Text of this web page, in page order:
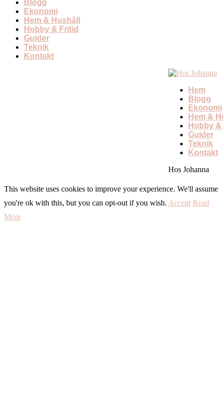
Blogg
Ekonomi
Hem & Hushåll
Hobby & Fritid
Guider
Teknik
Kontakt
Hem
Blogg
Ekonomi
Hem &
Hobby
Guider
Teknik
Kontakt
Hos Johanna
This website uses cookies to improve your experience. We'll assume
you're ok with this, but you can opt-out if you wish. Accept Read
More